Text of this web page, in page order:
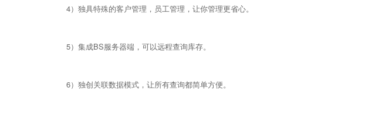
4）独具特殊的客户管理，员工管理，让你管理更省心。
5）集成BS服务器端，可以远程查询库存。
6）独创关联数据模式，让所有查询都简单方便。